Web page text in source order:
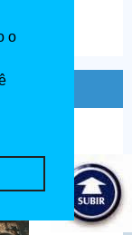
o
2020